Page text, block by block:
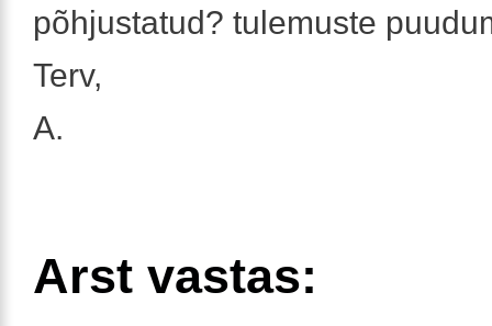
põhjustatud? tulemuste
Terv,
A.
Arst vastas: